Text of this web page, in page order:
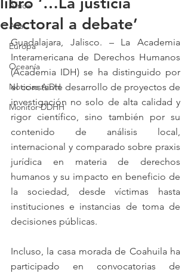
África
Asia
Europa
Oceanía
Noticias AiDH
Monitor DDHH
electoral a debate’
Guadalajara, Jalisco. – La Academia
Interamericana de Derechos Humanos
(Academia IDH) se ha distinguido por
el constante desarrollo de proyectos de
investigación no solo de alta calidad y
rigor científico, sino también por su
contenido de análisis local,
internacional y comparado sobre praxis
jurídica en materia de derechos
humanos y su impacto en beneficio de
la sociedad, desde víctimas hasta
instituciones e instancias de toma de
decisiones públicas.
Incluso, la casa morada de Coahuila ha
participado en convocatorias de